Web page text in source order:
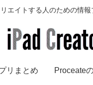
エイトする人のための情報
リまとめ Proceate